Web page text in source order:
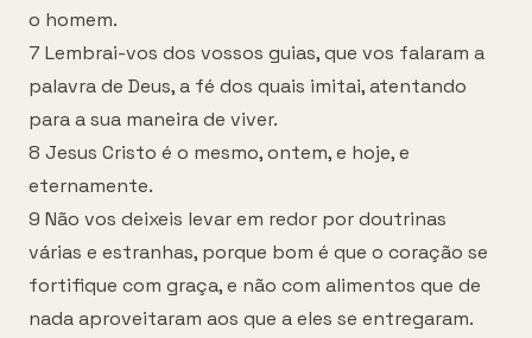
o homem.
7 Lembrai-vos dos vossos guias, que vos falaram a
palavra de Deus, a fé dos quais imitai, atentando
para a sua maneira de viver.
8 Jesus Cristo é o mesmo, ontem, e hoje, e
eternamente.
9 Não vos deixeis levar em redor por doutrinas
várias e estranhas, porque bom é que o coração se
fortifique com graça, e não com alimentos que de
nada aproveitaram aos que a eles se entregaram.